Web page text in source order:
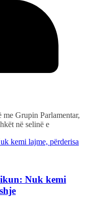
Grupin Parlamentar,
në selinë e
Nuk kemi